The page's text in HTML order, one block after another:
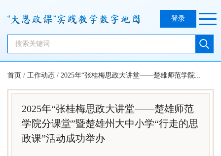
登录
首页 / 工作动态 / 2025年“张桂梅思政大讲堂——楚雄师范学院...
2025年“张桂梅思政大讲堂——楚雄师范
学院分课堂”暨楚雄州大中小学“行走的思
政课”活动成功举办